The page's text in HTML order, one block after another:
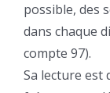
possible, des
dans chaque
compte 97).
Sa lecture est